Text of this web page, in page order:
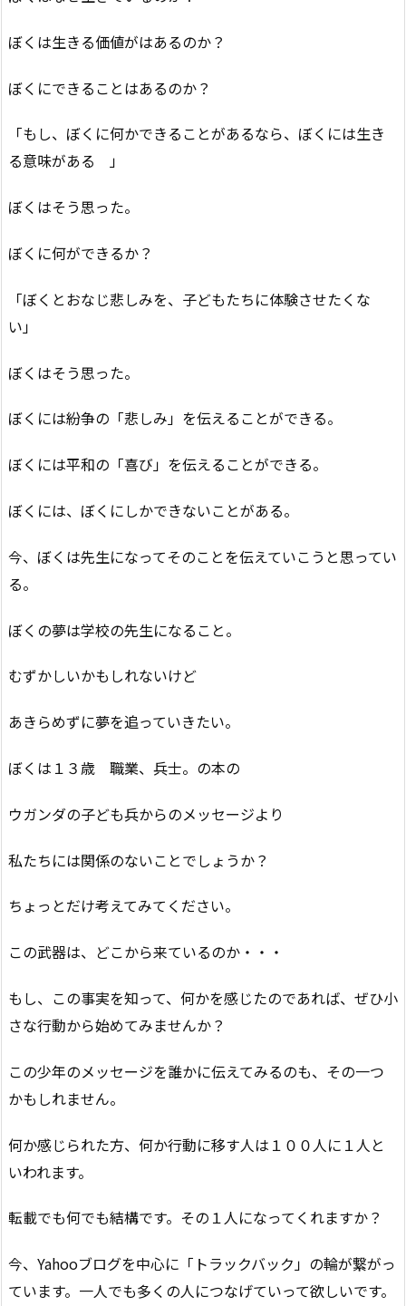
ぼくは生きる価値がはあるのか？
ぼくにできることはあるのか？
「もし、ぼくに何かできることがあるなら、ぼくには生き
る意味がある 」
ぼくはそう思った。
ぼくに何ができるか？
「ぼくとおなじ悲しみを、子どもたちに体験させたくな
い」
ぼくはそう思った。
ぼくには紛争の「悲しみ」を伝えることができる。
ぼくには平和の「喜び」を伝えることができる。
ぼくには、ぼくにしかできないことがある。
今、ぼくは先生になってそのことを伝えていこうと思ってい
る。
ぼくの夢は学校の先生になること。
むずかしいかもしれないけど
あきらめずに夢を追っていきたい。
ぼくは１３歳 職業、兵士。の本の
ウガンダの子ども兵からのメッセージより
私たちには関係のないことでしょうか？
ちょっとだけ考えてみてください。
この武器は、どこから来ているのか・・・
もし、この事実を知って、何かを感じたのであれば、ぜひ小
さな行動から始めてみませんか？
この少年のメッセージを誰かに伝えてみるのも、その一つ
かもしれません。
何か感じられた方、何か行動に移す人は１００人に１人と
いわれます。
転載でも何でも結構です。その１人になってくれますか？
今、Yahooブログを中心に「トラックバック」の輪が繋がっ
ています。一人でも多くの人につなげていって欲しいです。